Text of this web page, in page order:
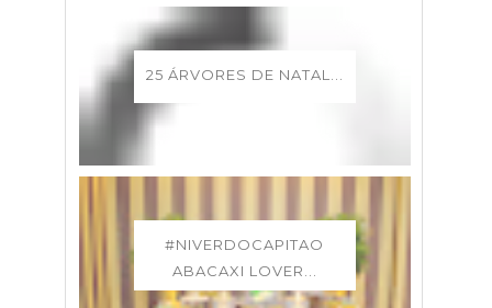
25 ÁRVORES DE NATAL...
#NIVERDOCAPITAO
ABACAXI LOVER...